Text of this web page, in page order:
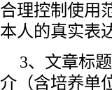
合理控制使用
本人的真实表
3、文章标
介（含培养单